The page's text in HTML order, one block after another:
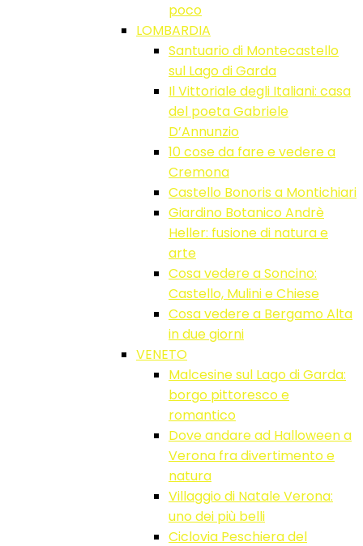
poco
LOMBARDIA
Santuario di Montecastello
sul Lago di Garda
Il Vittoriale degli Italiani: casa
del poeta Gabriele
D’Annunzio
10 cose da fare e vedere a
Cremona
Castello Bonoris a Montichiari
Giardino Botanico Andrè
Heller: fusione di natura e
arte
Cosa vedere a Soncino:
Castello, Mulini e Chiese
Cosa vedere a Bergamo Alta
in due giorni
VENETO
Malcesine sul Lago di Garda:
borgo pittoresco e
romantico
Dove andare ad Halloween a
Verona fra divertimento e
natura
Villaggio di Natale Verona:
uno dei più belli
Ciclovia Peschiera del